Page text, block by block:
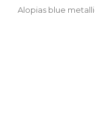
Alopias blue